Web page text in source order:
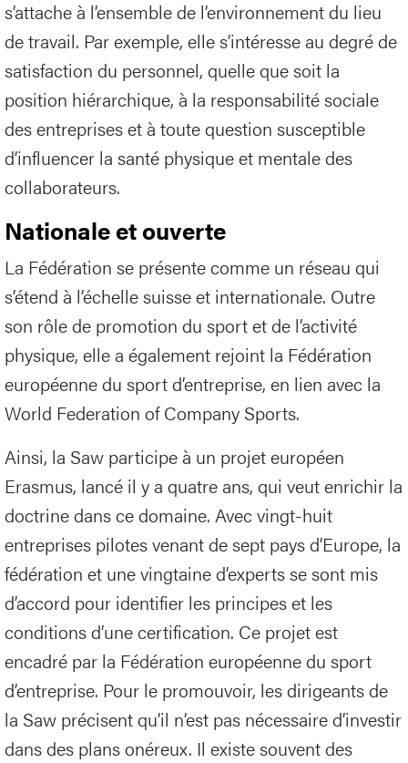
s’attache à l’ensemble de l’environnement du lieu
de travail. Par exemple, elle s’intéresse au degré de
satisfaction du personnel, quelle que soit la
position hiérarchique, à la responsabilité sociale
des entreprises et à toute question susceptible
d’influencer la santé physique et mentale des
collaborateurs.
Nationale et ouverte
La Fédération se présente comme un réseau qui
s’étend à l’échelle suisse et internationale. Outre
son rôle de promotion du sport et de l’activité
physique, elle a également rejoint la Fédération
européenne du sport d’entreprise, en lien avec la
World Federation of Company Sports.
Ainsi, la Saw participe à un projet européen
Erasmus, lancé il y a quatre ans, qui veut enrichir la
doctrine dans ce domaine. Avec vingt-huit
entreprises pilotes venant de sept pays d’Europe, la
fédération et une vingtaine d’experts se sont mis
d’accord pour identifier les principes et les
conditions d’une certification. Ce projet est
encadré par la Fédération européenne du sport
d’entreprise. Pour le promouvoir, les dirigeants de
la Saw précisent qu’il n’est pas nécessaire d’investir
dans des plans onéreux. Il existe souvent des